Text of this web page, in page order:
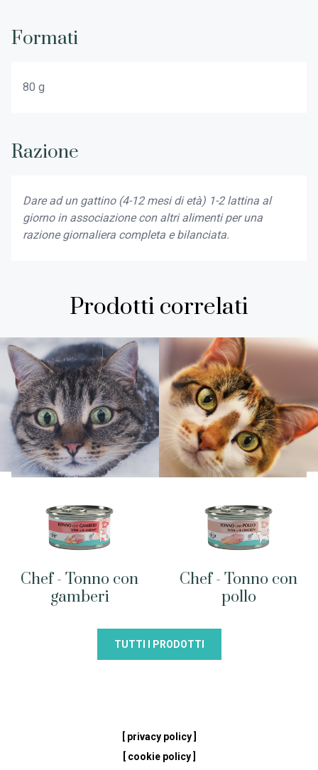
Formati
80 g
Razione
Dare ad un gattino (4-12 mesi di età) 1-2 lattina al
giorno in associazione con altri alimenti per una
razione giornaliera completa e bilanciata.
Prodotti correlati
Chef - Tonno con
gamberi
Chef - Tonno con
pollo
TUTTI I PRODOTTI
[ privacy policy ]
[ cookie policy ]